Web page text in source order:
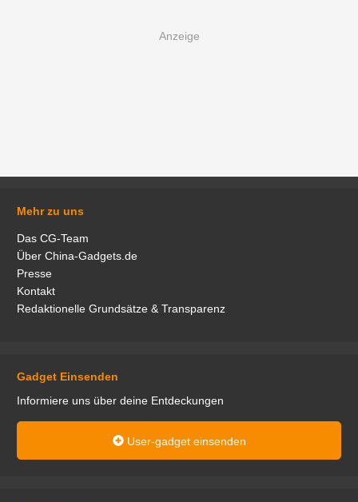
Mehr zu uns
Das CG-Team
Über China-Gadgets.de
Presse
Kontakt
Redaktionelle Grundsätze & Transparenz
Gadget Einsenden
Informiere uns über deine Entdeckungen
User-gadget einsenden